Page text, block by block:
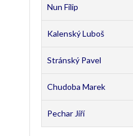
Nun Filip
Kalenský Luboš
Stránský Pavel
Chudoba Marek
Pechar Jiří